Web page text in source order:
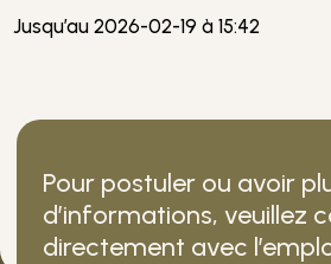
Jusqu’au 2026-02-19 à 15:42
Pour postuler ou avoir
d’informations, veuillez
directement avec